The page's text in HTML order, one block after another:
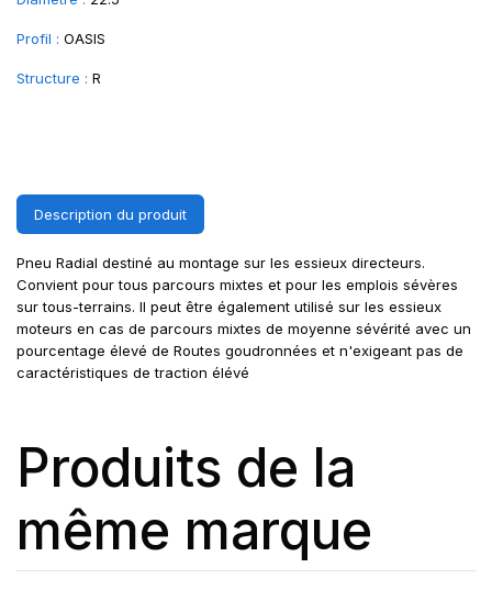
Profil : OASIS
Structure : R
Description du produit
Pneu Radial destiné au montage sur les essieux directeurs.
Convient pour tous parcours mixtes et pour les emplois sévères
sur tous-terrains. II peut être également utilisé sur les essieux
moteurs en cas de parcours mixtes de moyenne sévérité avec un
pourcentage élevé de Routes goudronnées et n'exigeant pas de
caractéristiques de traction élévé
Produits de la
même marque